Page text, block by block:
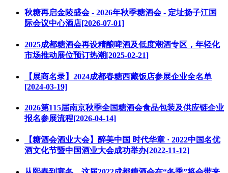
秋糖再启金陵盛会 - 2026年秋季糖酒会 - 定址扬子江国
际会议中心酒店[2026-07-01]
2025成都糖酒会再设精酿啤酒及低度潮酒专区，年轻化
市场推动展位预订热潮[2025-02-21]
【展商名录】2024成都春糖西藏饭店参展企业全名单
[2024-03-19]
2026第115届南京秋季全国糖酒会食品包装及供应链企业
报名参展流程[2026-04-14]
【糖酒会酒业大会】醉美中国 时代华章 · 2022中国名优
酒文化节暨中国酒业大会成功举办[2022-11-12]